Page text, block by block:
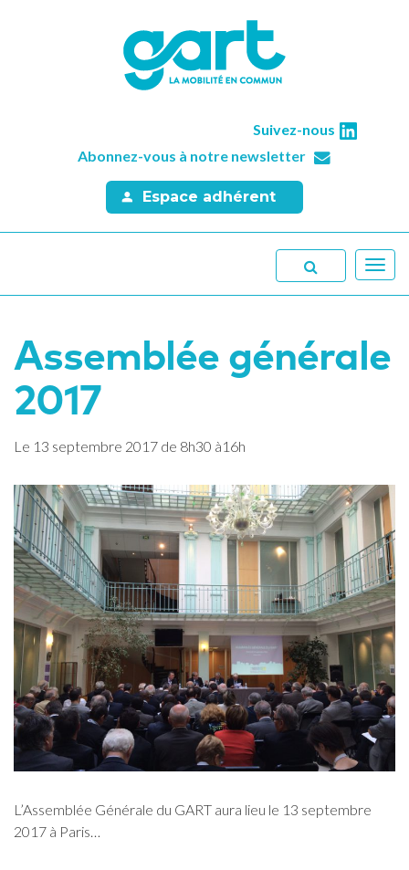
Suivez-nous
Abonnez-vous à notre newsletter
Espace adhérent
Assemblée générale
2017
Le 13 septembre 2017 de 8h30 à16h
L’Assemblée Générale du GART aura lieu le 13 septembre
2017 à Paris…